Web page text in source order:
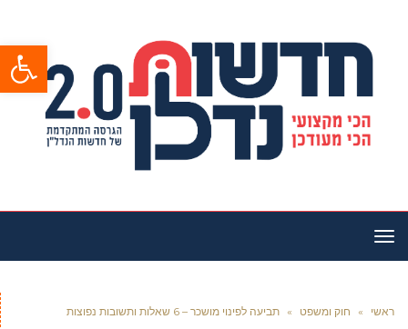
פתח
תפריט
ראשי » חוק ומשפט » תביעה לפינוי מושכר – 6 שאלות ותשובות נפוצות